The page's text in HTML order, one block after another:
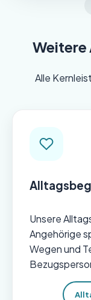
Weitere
Alle
Unsere
Angehörige
Wegen und